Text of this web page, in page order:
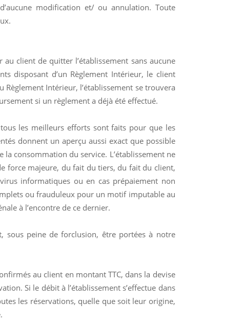
modification et/ ou annulation. Toute
client de quitter l’établissement sans aucune
disposant d’un Règlement Intérieur, le client
Règlement Intérieur, l’établissement se trouvera
si un règlement a déjà été effectué.
les meilleurs efforts sont faits pour que les
donnent un aperçu aussi exact que possible
consommation du service. L’établissement ne
force majeure, du fait du tiers, du fait du client,
informatiques ou en cas prépaiement non
ou frauduleux pour un motif imputable au
à l’encontre de ce dernier.
sous peine de forclusion, être portées à notre
au client en montant TTC, dans la devise
Si le débit à l’établissement s’effectue dans
les réservations, quelle que soit leur origine,